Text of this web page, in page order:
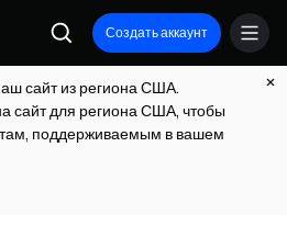
Создать аккаунт
сайт из региона США.
сайт для региона США, чтобы
поддерживаемым в вашем